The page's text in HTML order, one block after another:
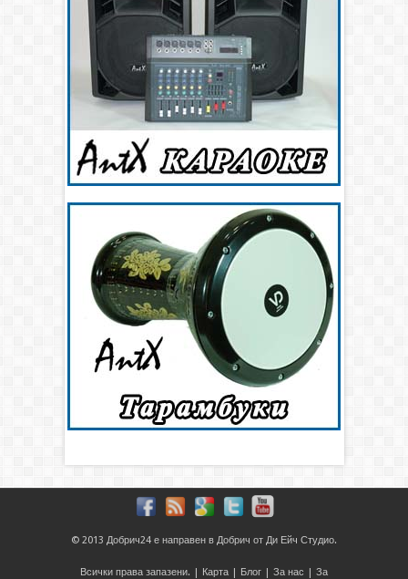
© 2013 Добрич24 е направен в Добрич от Ди Ейч Студио.
Всички права запазени. | Карта | Блог | За нас | За